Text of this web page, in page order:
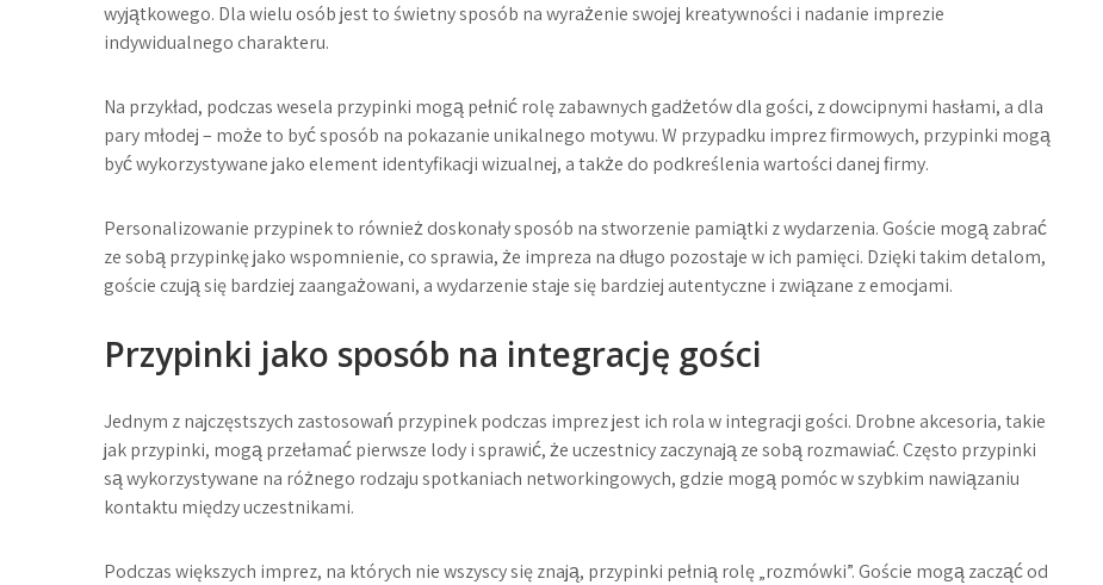
wyjątkowego. Dla wielu osób jest to świetny sposób na wyrażenie swojej kreatywności i nadanie imprezie
indywidualnego charakteru.
Na przykład, podczas wesela przypinki mogą pełnić rolę zabawnych gadżetów dla gości, z dowcipnymi hasłami, a dla
pary młodej – może to być sposób na pokazanie unikalnego motywu. W przypadku imprez firmowych, przypinki mogą
być wykorzystywane jako element identyfikacji wizualnej, a także do podkreślenia wartości danej firmy.
Personalizowanie przypinek to również doskonały sposób na stworzenie pamiątki z wydarzenia. Goście mogą zabrać
ze sobą przypinkę jako wspomnienie, co sprawia, że impreza na długo pozostaje w ich pamięci. Dzięki takim detalom,
goście czują się bardziej zaangażowani, a wydarzenie staje się bardziej autentyczne i związane z emocjami.
Przypinki jako sposób na integrację gości
Jednym z najczęstszych zastosowań przypinek podczas imprez jest ich rola w integracji gości. Drobne akcesoria, takie
jak przypinki, mogą przełamać pierwsze lody i sprawić, że uczestnicy zaczynają ze sobą rozmawiać. Często przypinki
są wykorzystywane na różnego rodzaju spotkaniach networkingowych, gdzie mogą pomóc w szybkim nawiązaniu
kontaktu między uczestnikami.
Podczas większych imprez, na których nie wszyscy się znają, przypinki pełnią rolę „rozmówki”. Goście mogą zacząć od